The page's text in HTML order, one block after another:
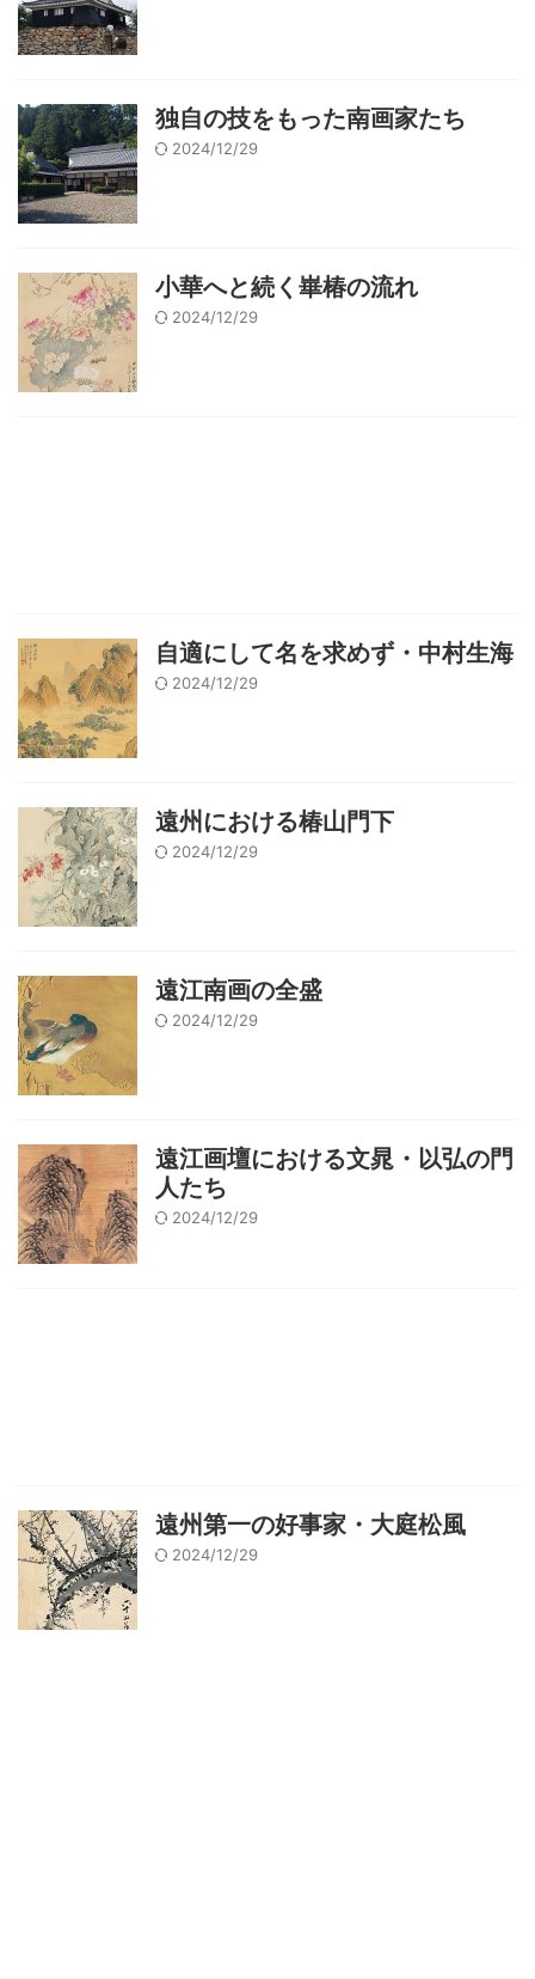
独自の技をもった南画家たち
2024/12/29
小華へと続く崋椿の流れ
2024/12/29
自適にして名を求めず・中村生海
2024/12/29
遠州における椿山門下
2024/12/29
遠江南画の全盛
2024/12/29
遠江画壇における文晁・以弘の門
人たち
2024/12/29
遠州第一の好事家・大庭松風
2024/12/29